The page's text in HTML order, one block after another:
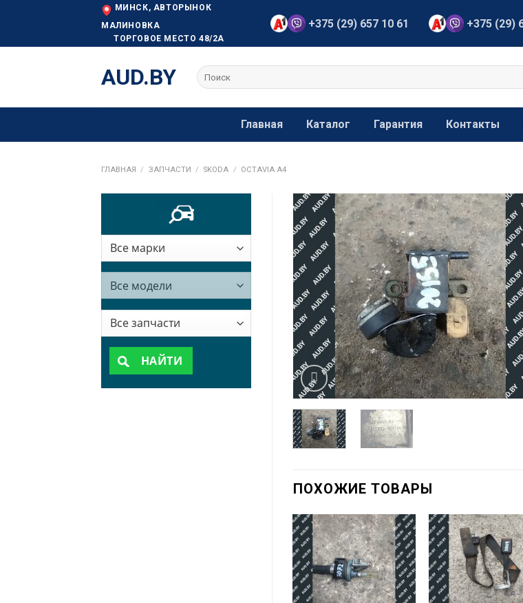
МИНСК, АВТОРЫНОК
МАЛИНОВКА
ТОРГОВОЕ МЕСТО 48/2А
+375 (29) 657 10 61 +375 (29)
AUD.BY Искать:
Главная Каталог Гарантия Контакты
ГЛАВНАЯ / ЗАПЧАСТИ / SKODA / OCTAVIA A4
НАЙТИ
ПОХОЖИЕ ТОВАРЫ